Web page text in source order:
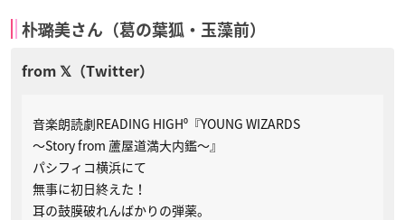
朴璐美さん（葛の葉狐・玉藻前）
音楽朗読劇READING HIGH⁰『YOUNG WIZARDS
～Story from 蘆屋道満大内鑑～』
パシフィコ横浜にて
無事に初日終えた！
耳の鼓膜破れんばかりの弾薬。